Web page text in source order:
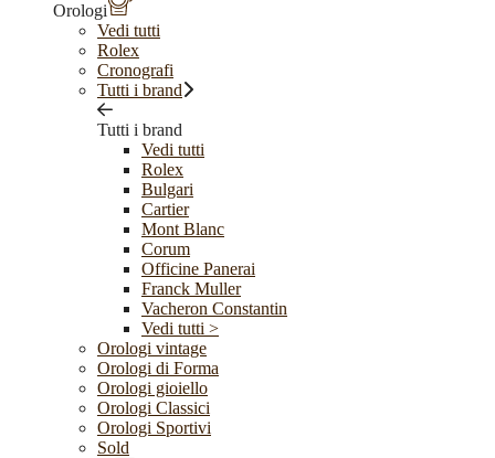
Orologi
Vedi tutti
Rolex
Cronografi
Tutti i brand
Tutti i brand
Vedi tutti
Rolex
Bulgari
Cartier
Mont Blanc
Corum
Officine Panerai
Franck Muller
Vacheron Constantin
Vedi tutti >
Orologi vintage
Orologi di Forma
Orologi gioiello
Orologi Classici
Orologi Sportivi
Sold